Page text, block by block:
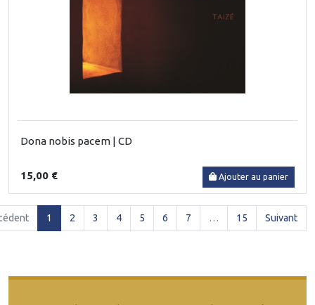
Dona nobis pacem | CD
15,00 € Ajouter au panier
1 (current)
2 3 4 5 6 7 … 15 Suivant